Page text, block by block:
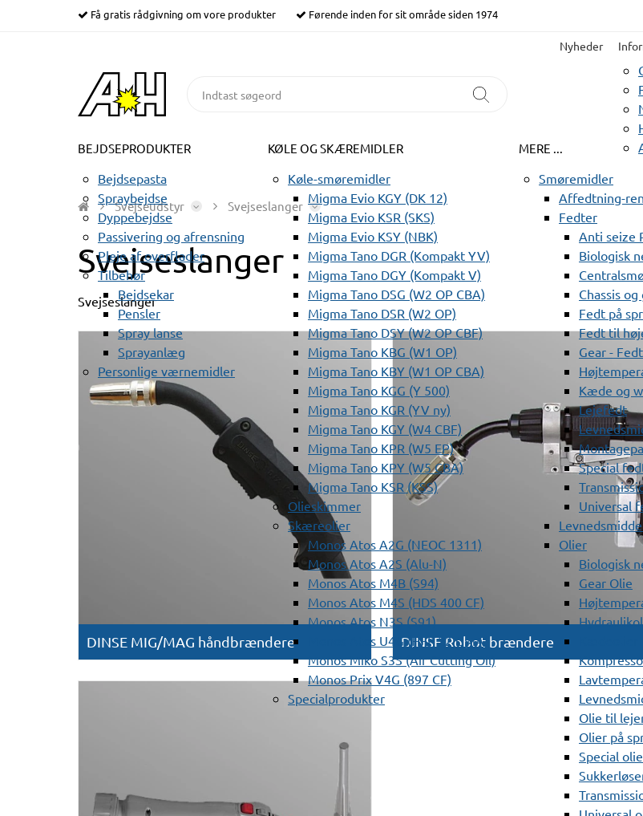
Få gratis rådgivning om vore produkter Førende inden for sit område siden 1974
Nyheder
BEJDSEPRODUKTER
Bejdsepasta
Spraybejdse
Dyppebejdse
Passivering og afrensning
Pleje af overflader
Tilbehør
Bejdsekar
Pensler
Spray lanse
Sprayanlæg
Personlige værnemidler
KØLE OG SKÆREMIDLER
Køle-smøremidler
Migma Evio KGY (DK 12)
Migma Evio KSR (SKS)
Migma Evio KSY (NBK)
Migma Tano DGR (Kompakt YV)
Migma Tano DGY (Kompakt V)
Migma Tano DSG (W2 OP CBA)
Migma Tano DSR (W2 OP)
Migma Tano DSY (W2 OP CBF)
Migma Tano KBG (W1 OP)
Migma Tano KBY (W1 OP CBA)
Migma Tano KGG (Y 500)
Migma Tano KGR (YV ny)
Migma Tano KGY (W4 CBF)
Migma Tano KPR (W5 EP)
Migma Tano KPY (W5 CBA)
Migma Tano KSR (KSS)
Olieskimmer
Skæreolier
Monos Atos A2G (NEOC 1311)
Monos Atos A2S (Alu-N)
Monos Atos M4B (S94)
Monos Atos M4S (HDS 400 CF)
Monos Atos N3S (S91)
Monos Atos U4G (HFF 22 GMA)
Monos Miko S3S (Air Cutting Oil)
Monos Prix V4G (897 CF)
Specialprodukter
MERE ...
Smøremidler
Affedtning-
Fedter
Anti seize
Biologisk
Chassis
Fedt på
Fedt til
Gear - Fedt
Kæde og
Lejefedt
Special
Universal
Olier
Biologisk
Gear Olie
Olie til
Olier på
Special
Svejseudstyr Svejseslanger
Svejseslanger
Svejseslanger
DINSE MIG/MAG håndbrændere DINSE Robot brændere